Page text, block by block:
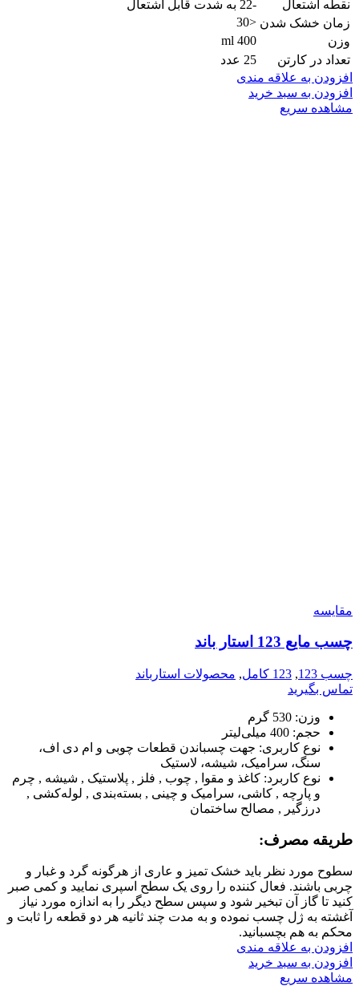
نقطه اشتعال
-22 به شدت قابل اشتعال
زمان خشک شدن <30
وزن
400 ml
تعداد در کارتن
25 عدد
افزودن به علاقه مندی
افزودن به سبد خرید
مشاهده سریع
مقایسه
چسب مايع 123 استار باند
چسب 123 , 123 کامل , محصولات استارباند
تماس بگیرید
وزن: 530 گرم
حجم: 400 میلی‌لیتر
نوع کاربری: جهت چسباندن قطعات چوبی و ام دی اف،
سنگ، سرامیک، شیشه، لاستیک
نوع کاربرد: کاغذ و مقوا , چوب , فلز , پلاستیک , شیشه , چرم
و پارچه , کاشی، سرامیک و چینی , بسته‌بندی , لوله‌کشی ,
درزگیر , مصالح ساختمان
طریقه مصرف:
سطوح مورد نظر باید خشک تمیز و عاری از هرگونه گرد و غبار و
چربی باشند. فعال کننده را روی یک سطح اسپری نمایید و کمی صبر
کنید تا گاز آن تبخیر شود و سپس سطح دیگر را به اندازه مورد نیاز
آغشته به ژل چسب نموده و به مدت چند ثانیه هر دو قطعه را ثابت و
محکم به هم بچسبانید.
افزودن به علاقه مندی
افزودن به سبد خرید
مشاهده سریع